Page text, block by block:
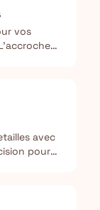
vos
avec
pour